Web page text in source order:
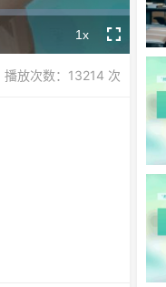
Playback
Rate
1x Fullscreen
播放次数：13214 次